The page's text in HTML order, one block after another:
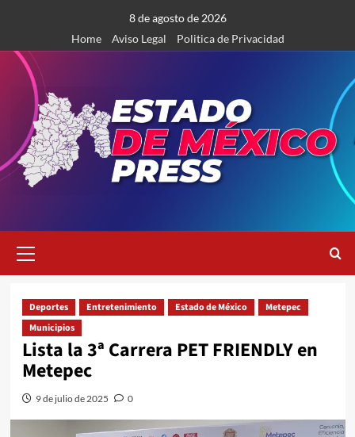
contenido
8 de agosto de 2026
Home
Aviso Legal Politica de Privacidad
primario
Deportes Entretenimiento Estado de México
Metepec
Municipios
Lista la 3ª Carrera PET FRIENDLY en
Metepec
9 de julio de 2025 0